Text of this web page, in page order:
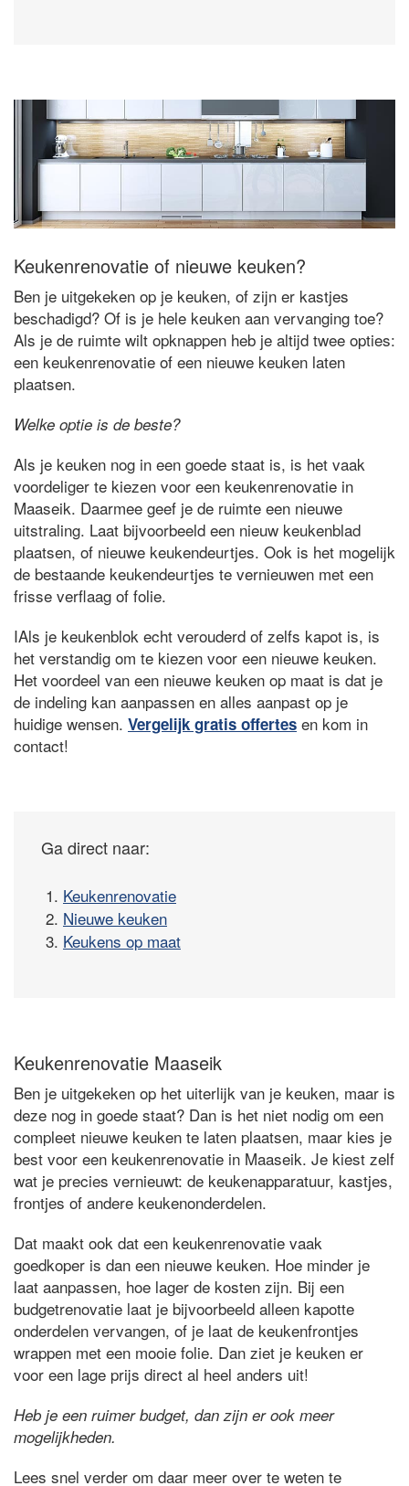
Keukenrenovatie of nieuwe keuken?
Ben je uitgekeken op je keuken, of zijn er kastjes
beschadigd? Of is je hele keuken aan vervanging toe?
Als je de ruimte wilt opknappen heb je altijd twee opties:
een keukenrenovatie of een nieuwe keuken laten
plaatsen.
Welke optie is de beste?
Als je keuken nog in een goede staat is, is het vaak
voordeliger te kiezen voor een keukenrenovatie in
Maaseik. Daarmee geef je de ruimte een nieuwe
uitstraling. Laat bijvoorbeeld een nieuw keukenblad
plaatsen, of nieuwe keukendeurtjes. Ook is het mogelijk
de bestaande keukendeurtjes te vernieuwen met een
frisse verflaag of folie.
IAls je keukenblok echt verouderd of zelfs kapot is, is
het verstandig om te kiezen voor een nieuwe keuken.
Het voordeel van een nieuwe keuken op maat is dat je
de indeling kan aanpassen en alles aanpast op je
huidige wensen. Vergelijk gratis offertes en kom in
contact!
Ga direct naar:
1. Keukenrenovatie
2. Nieuwe keuken
3. Keukens op maat
Keukenrenovatie Maaseik
Ben je uitgekeken op het uiterlijk van je keuken, maar is
deze nog in goede staat? Dan is het niet nodig om een
compleet nieuwe keuken te laten plaatsen, maar kies je
best voor een keukenrenovatie in Maaseik. Je kiest zelf
wat je precies vernieuwt: de keukenapparatuur, kastjes,
frontjes of andere keukenonderdelen.
Dat maakt ook dat een keukenrenovatie vaak
goedkoper is dan een nieuwe keuken. Hoe minder je
laat aanpassen, hoe lager de kosten zijn. Bij een
budgetrenovatie laat je bijvoorbeeld alleen kapotte
onderdelen vervangen, of je laat de keukenfrontjes
wrappen met een mooie folie. Dan ziet je keuken er
voor een lage prijs direct al heel anders uit!
Heb je een ruimer budget, dan zijn er ook meer
mogelijkheden.
Lees snel verder om daar meer over te weten te